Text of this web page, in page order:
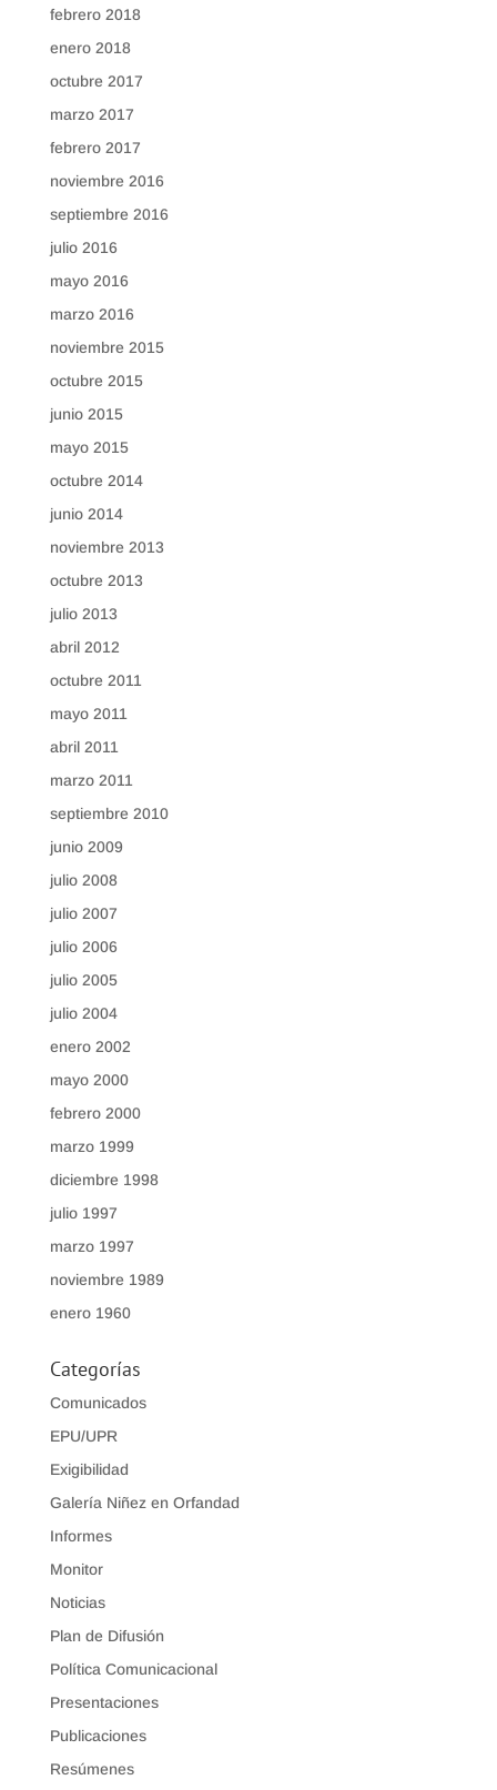
febrero 2018
enero 2018
octubre 2017
marzo 2017
febrero 2017
noviembre 2016
septiembre 2016
julio 2016
mayo 2016
marzo 2016
noviembre 2015
octubre 2015
junio 2015
mayo 2015
octubre 2014
junio 2014
noviembre 2013
octubre 2013
julio 2013
abril 2012
octubre 2011
mayo 2011
abril 2011
marzo 2011
septiembre 2010
junio 2009
julio 2008
julio 2007
julio 2006
julio 2005
julio 2004
enero 2002
mayo 2000
febrero 2000
marzo 1999
diciembre 1998
julio 1997
marzo 1997
noviembre 1989
enero 1960
Categorías
Comunicados
EPU/UPR
Exigibilidad
Galería Niñez en Orfandad
Informes
Monitor
Noticias
Plan de Difusión
Política Comunicacional
Presentaciones
Publicaciones
Resúmenes